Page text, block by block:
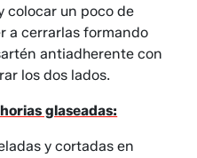
colocar un poco de
a cerrarlas formando
antiadherente con
los dos lados.
glaseadas:
y cortadas en